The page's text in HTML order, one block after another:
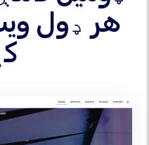
هر ډول